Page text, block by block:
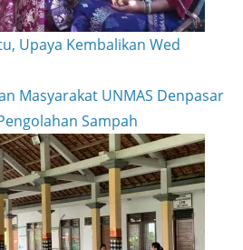
Upaya Kembalikan Wed
Masyarakat UNMAS Denpasar
Sampah